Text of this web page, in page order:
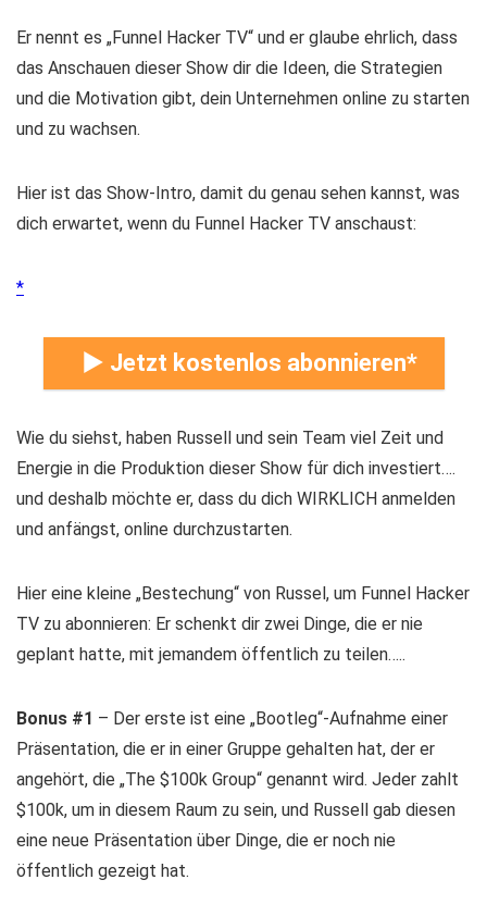
Er nennt es „Funnel Hacker TV“ und er glaube ehrlich, dass
das Anschauen dieser Show dir die Ideen, die Strategien
und die Motivation gibt, dein Unternehmen online zu starten
und zu wachsen.
Hier ist das Show-Intro, damit du genau sehen kannst, was
dich erwartet, wenn du Funnel Hacker TV anschaust:
► Jetzt kostenlos abonnieren
Wie du siehst, haben Russell und sein Team viel Zeit und
Energie in die Produktion dieser Show für dich investiert….
und deshalb möchte er, dass du dich WIRKLICH anmelden
und anfängst, online durchzustarten.
Hier eine kleine „Bestechung“ von Russel, um Funnel Hacker
TV zu abonnieren: Er schenkt dir zwei Dinge, die er nie
geplant hatte, mit jemandem öffentlich zu teilen…..
Bonus #1 – Der erste ist eine „Bootleg“-Aufnahme einer
Präsentation, die er in einer Gruppe gehalten hat, der er
angehört, die „The $100k Group“ genannt wird. Jeder zahlt
$100k, um in diesem Raum zu sein, und Russell gab diesen
eine neue Präsentation über Dinge, die er noch nie
öffentlich gezeigt hat.